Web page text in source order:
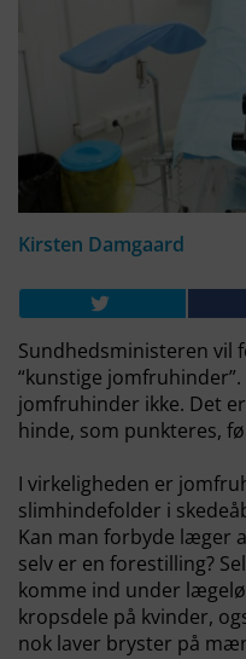
Kirsten Damgaard
Sundhedsministeren vil
“kunstige
jomfruhinder ikke. Det
hinde, som punkteres,
I virkeligheden er
slimhindefolder i
Kan man forbyde læger
selv er en forestilling?
komme ind under
kropsdele på kvinder,
nok laver bryster på